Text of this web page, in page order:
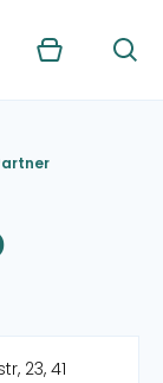
Kurv Søg
23, 41